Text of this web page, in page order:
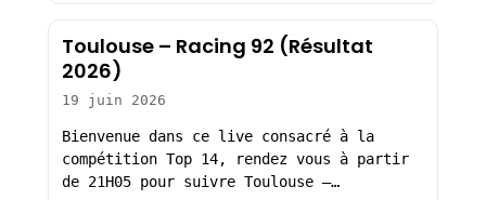
Toulouse – Racing 92 (Résultat
2026)
19 juin 2026
Bienvenue dans ce live consacré à la
compétition Top 14, rendez vous à partir
de 21H05 pour suivre Toulouse –…